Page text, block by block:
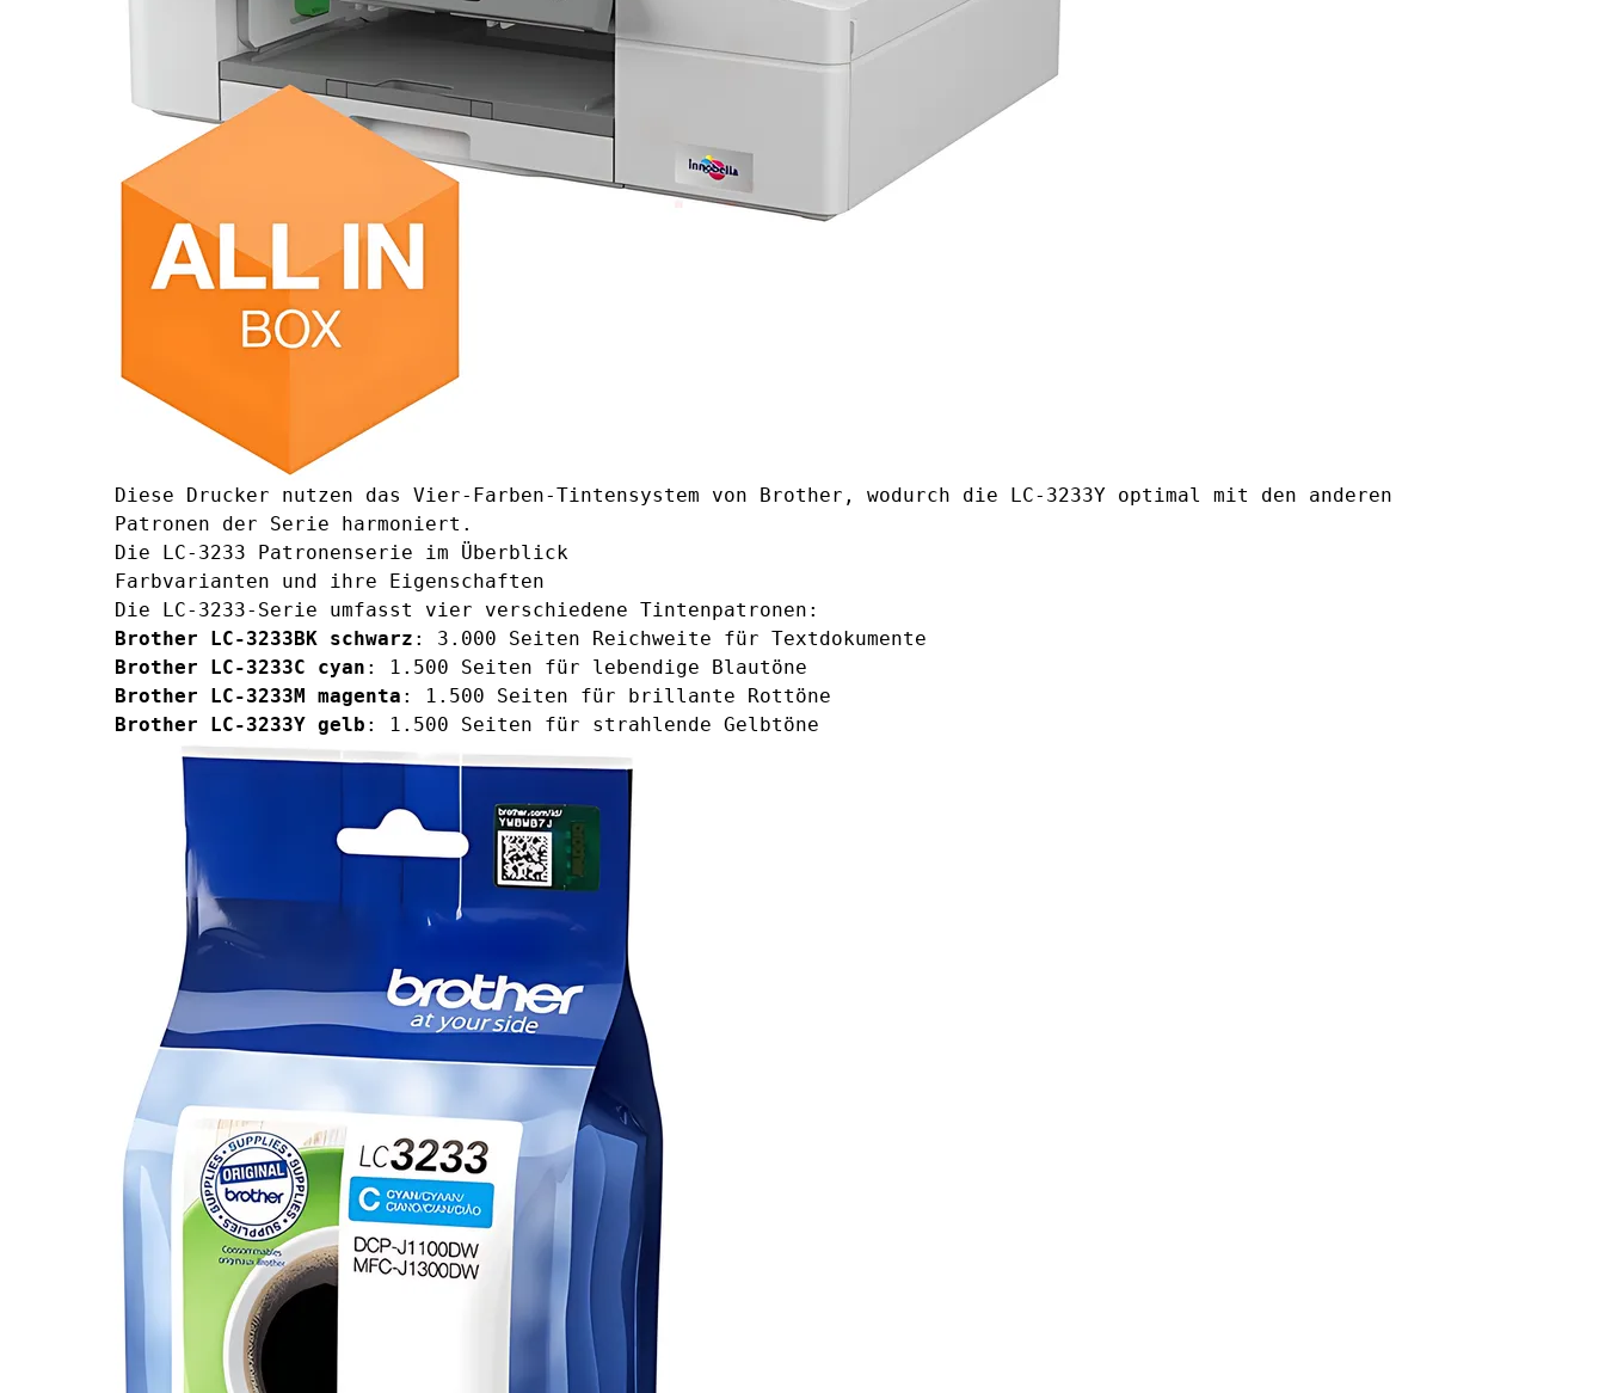
Diese Drucker nutzen das Vier-Farben-Tintensystem von Brother, wodurch die LC-3233Y optimal mit den anderen
Patronen der Serie harmoniert.
Die LC-3233 Patronenserie im Überblick
Farbvarianten und ihre Eigenschaften
Die LC-3233-Serie umfasst vier verschiedene Tintenpatronen:
Brother LC-3233BK schwarz : 3.000 Seiten Reichweite für Textdokumente
Brother LC-3233C cyan : 1.500 Seiten für lebendige Blautöne
Brother LC-3233M magenta : 1.500 Seiten für brillante Rottöne
Brother LC-3233Y gelb : 1.500 Seiten für strahlende Gelbtöne